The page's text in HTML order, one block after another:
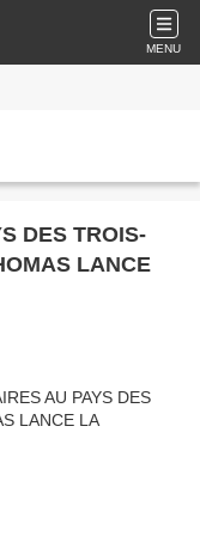
MENU
DES TROIS-
LANCE